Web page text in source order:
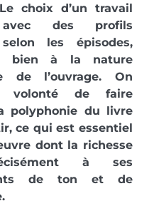
choix d’un travail
des profils
les épisodes,
bien à la nature
de l’ouvrage. On
volonté de faire
polyphonie du livre
ce qui est essentiel
dont la richesse
à ses
de ton et de